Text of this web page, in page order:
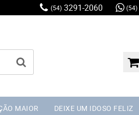
(54) 3291-2060 (54)
MAIOR DEIXE UM IDOSO FELIZ